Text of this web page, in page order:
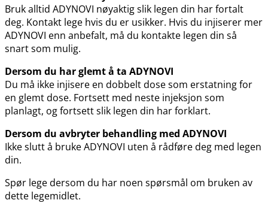
Bruk alltid ADYNOVI nøyaktig slik legen din har fortalt
deg. Kontakt lege hvis du er usikker. Hvis du injiserer mer
ADYNOVI enn anbefalt, må du kontakte legen din så
snart som mulig.
Dersom du har glemt å ta ADYNOVI
Du må ikke injisere en dobbelt dose som erstatning for
en glemt dose. Fortsett med neste injeksjon som
planlagt, og fortsett slik legen din har forklart.
Dersom du avbryter behandling med ADYNOVI
Ikke slutt å bruke ADYNOVI uten å rådføre deg med legen
din.
Spør lege dersom du har noen spørsmål om bruken av
dette legemidlet.